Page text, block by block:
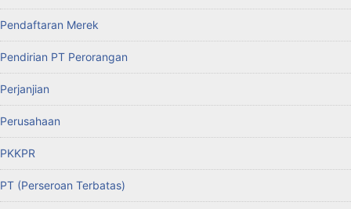
Pendaftaran Merek
Pendirian PT Perorangan
Perjanjian
Perusahaan
PKKPR
PT (Perseroan Terbatas)